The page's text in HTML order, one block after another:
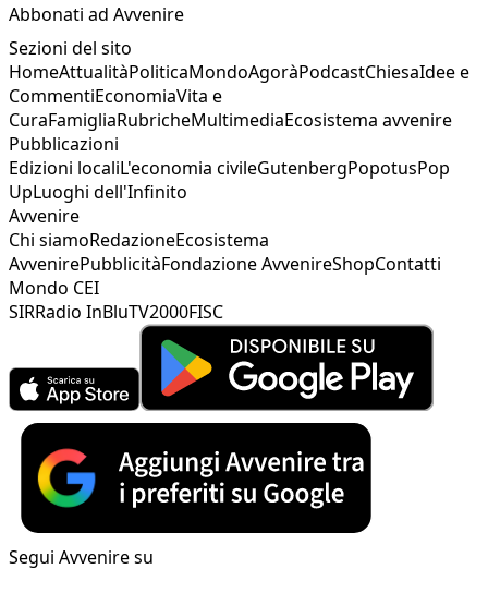
Abbonati ad Avvenire
Sezioni del sito
HomeAttualitàPoliticaMondoAgoràPodcastChiesaIdee e
CommentiEconomiaVita e
CuraFamigliaRubricheMultimediaEcosistema avvenire
Pubblicazioni
Edizioni localiL'economia civileGutenbergPopotusPop
UpLuoghi dell'Infinito
Avvenire
Chi siamoRedazioneEcosistema
AvvenirePubblicitàFondazione AvvenireShopContatti
Mondo CEI
SIRRadio InBluTV2000FISC
Segui Avvenire su